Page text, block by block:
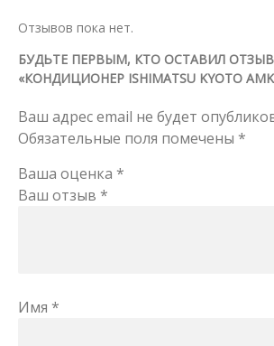
Отзывов пока нет.
БУДЬТЕ ПЕРВЫМ, КТО ОСТАВИЛ
«КОНДИЦИОНЕР ISHIMATSU KYOTO
Ваш адрес email не будет
Обязательные поля помечены *
Ваша оценка *
Ваш отзыв *
Имя *